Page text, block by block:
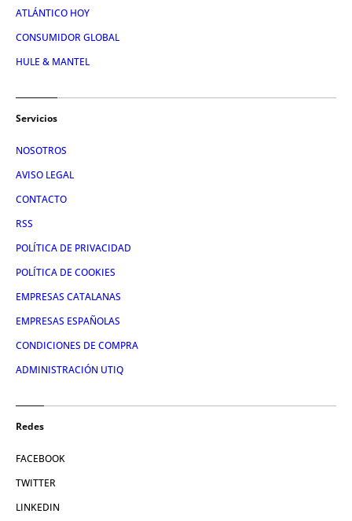
ATLÁNTICO HOY
CONSUMIDOR GLOBAL
HULE & MANTEL
Servicios
NOSOTROS
AVISO LEGAL
CONTACTO
RSS
POLÍTICA DE PRIVACIDAD
POLÍTICA DE COOKIES
EMPRESAS CATALANAS
EMPRESAS ESPAÑOLAS
CONDICIONES DE COMPRA
ADMINISTRACIÓN UTIQ
Redes
FACEBOOK
TWITTER
LINKEDIN